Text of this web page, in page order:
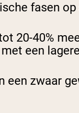
fasen
20-40%
een
een zwaar